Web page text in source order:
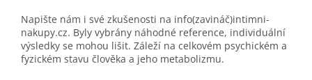
Napište nám i své zkušenosti na info(zavináč)intimni-
nakupy.cz. Byly vybrány náhodné reference, individuální
výsledky se mohou lišit. Záleží na celkovém psychickém a
fyzickém stavu člověka a jeho metabolizmu.